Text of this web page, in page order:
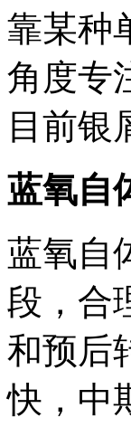
靠某种
角度专
目前银
蓝氧自
蓝氧自
段，合
和预后
快，中